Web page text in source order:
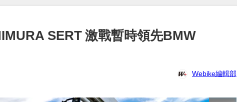
SERT 激戰暫時領先BMW
Webike編輯部